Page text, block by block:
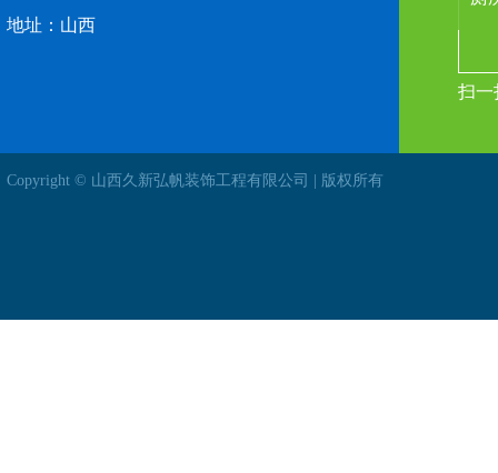
地址：山西
扫一
Copyright © 山西久新弘帆装饰工程有限公司 | 版权所有